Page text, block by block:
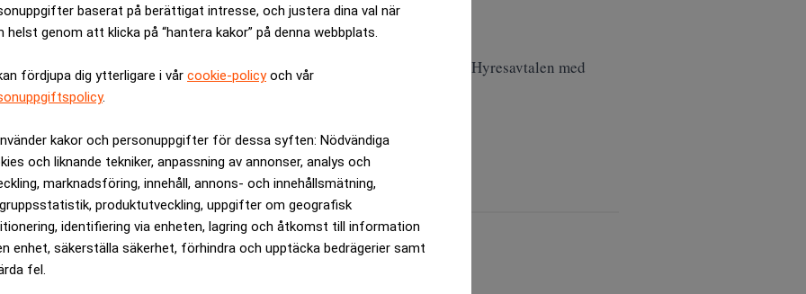
baserat på berättigat intresse, och justera dina val när
helst genom att klicka på “hantera kakor” på denna webbplats.
fördjupa dig ytterligare i vår cookie-policyoch vår
.
kakor och personuppgifter för dessa syften: Nödvändiga
och liknande tekniker, anpassning av annonser, analys och
marknadsföring, innehåll, annons- och innehållsmätning,
produktutveckling, uppgifter om geografisk
identifiering via enheten, lagring och åtkomst till information
enhet, säkerställa säkerhet, förhindra och upptäcka bedrägerier samt
fel.
euro.
innan utgången av april.
varuhusverksamhet i fastigheten under ett långt tillbakahyrningsavtal. Hyresavtalen med
som vanligt.
är kostnadsfritt: Prenumerera